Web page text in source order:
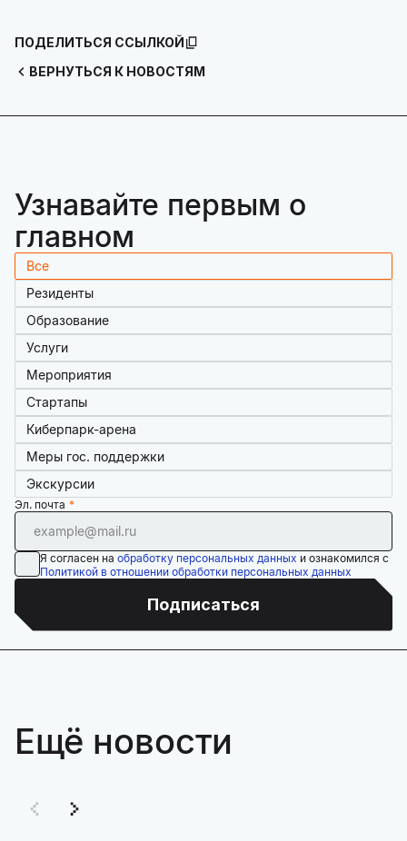
ВЕРНУТЬСЯ К НОВОСТЯМ
ПОДЕЛИТЬСЯ ССЫЛКОЙ
Узнавайте первым о
главном
Все
Резиденты
Образование
Услуги
Мероприятия
Стартапы
Киберпарк-арена
Меры гос. поддержки
Экскурсии
Эл. почта
Я согласен на обработку персональных данных и ознакомился с
Политикой в отношении обработки персональных данных
Подписаться
Ещё новости